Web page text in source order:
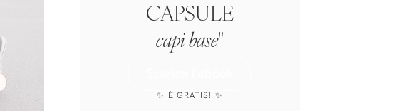
CAPSULE
capi base"
✨ È GRATIS! ✨